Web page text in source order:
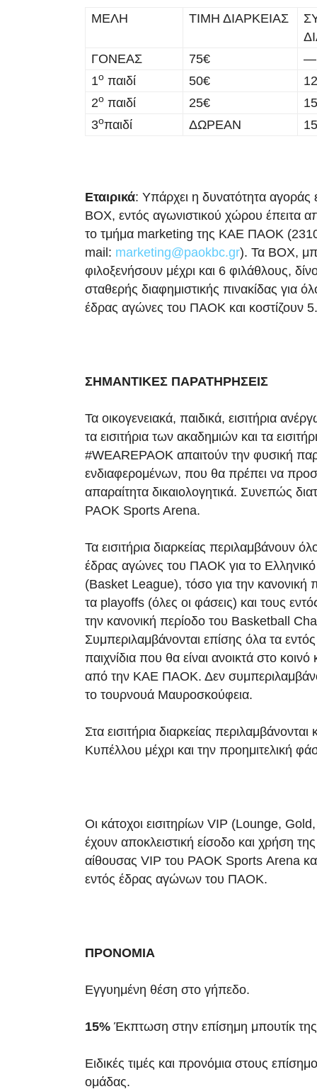
ΜΕΛΗ ΤΙΜΗ ΔΙΑΡΚΕΙΑΣ
ΓΟΝΕΑΣ
75€
—
1ο παιδί 50€
2ο παιδί 25€
3οπαιδί ΔΩΡΕΑΝ
Εταιρικά: Υπάρχει η δυνατότητα αγοράς
BOX, εντός αγωνιστικού χώρου έπειτα
το τμήμα marketing της ΚΑΕ ΠΑΟΚ
mail: marketing@paokbc.gr). Τα BOX,
φιλοξενήσουν μέχρι και 6 φιλάθλους,
σταθερής διαφημιστικής πινακίδας για
έδρας αγώνες του ΠΑΟΚ και κοστίζουν
ΣΗΜΑΝΤΙΚΕΣ ΠΑΡΑΤΗΡΗΣΕΙΣ
Τα οικογενειακά, παιδικά, εισιτήρια
τα εισιτήρια των ακαδημιών και τα
#WEAREPAOK απαιτούν την φυσική
ενδιαφερομένων, που θα πρέπει να
απαραίτητα δικαιολογητικά. Συνεπώς
PAOK Sports Arena.
Τα εισιτήρια διαρκείας περιλαμβάνουν
έδρας αγώνες του ΠΑΟΚ για το
(Basket League), τόσο για την κανονική
τα playoffs (όλες οι φάσεις) και τους
την κανονική περίοδο του Basketball
Συμπεριλαμβάνονται επίσης όλα τα
παιχνίδια που θα είναι ανοικτά στο κοινό
από την ΚΑΕ ΠΑΟΚ. Δεν
το τουρνουά Μαυροσκούφεια.
Στα εισιτήρια διαρκείας περιλαμβάνονται
Κυπέλλου μέχρι και την προημιτελική
Οι κάτοχοι εισιτηρίων VIP (Lounge,
έχουν αποκλειστική είσοδο και χρήση της
αίθουσας VIP του PAOK Sports Arena
εντός έδρας αγώνων του ΠΑΟΚ.
ΠΡΟΝΟΜΙΑ
Εγγυημένη θέση στο γήπεδο.
15% Έκπτωση στην επίσημη μπουτίκ
Ειδικές τιμές και προνόμια στους
ομάδας.